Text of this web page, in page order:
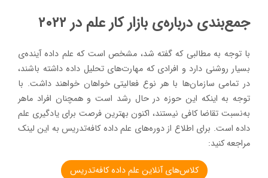
جمع‌بندی درباره‌ی بازار کار علم در ۲۰۲۲
با توجه به مطالبی که گفته شد، مشخص است که علم داده آینده‌ی
بسیار روشنی دارد و افرادی که مهارت‌های تحلیل داده داشته باشند،
در تمامی سازمان‌ها با هر نوع فعالیتی خواهان خواهند داشت. با
توجه به اینکه این حوزه در حال رشد است و همچنان افراد ماهر
به‌نسبت تقاضا کافی نیستند، اکنون بهترین فرصت برای یادگیری علم
داده است. برای اطلاع از دوره‌های علم داده کافه‌تدریس به این لینک
مراجعه کنید:
کلاس‌های آنلاین علم داده کافه‌تدریس